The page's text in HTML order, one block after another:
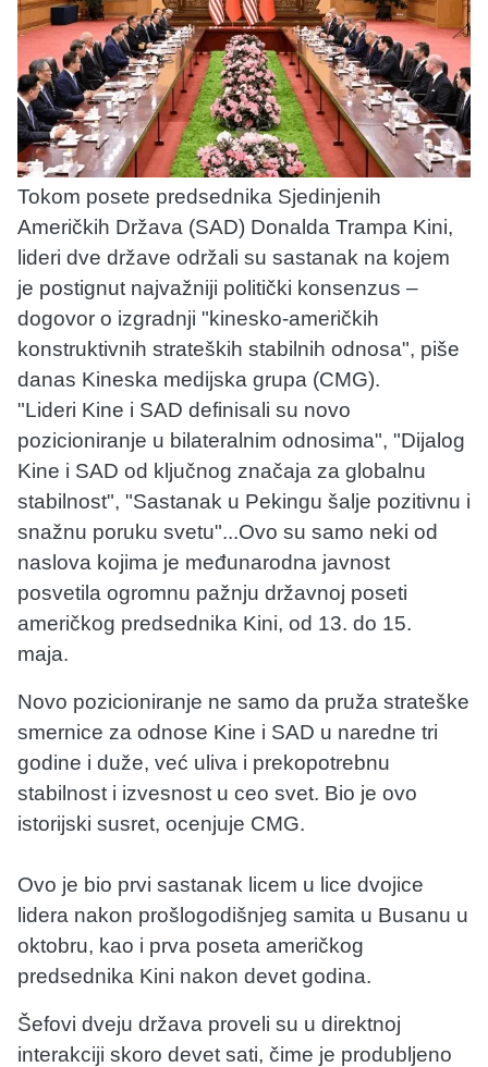
Tokom posete predsednika Sjedinjenih
Američkih Država (SAD) Donalda Trampa Kini,
lideri dve države održali su sastanak na kojem
je postignut najvažniji politički konsenzus –
dogovor o izgradnji "kinesko-američkih
konstruktivnih strateških stabilnih odnosa", piše
danas Kineska medijska grupa (CMG).
"Lideri Kine i SAD definisali su novo
pozicioniranje u bilateralnim odnosima", "Dijalog
Kine i SAD od ključnog značaja za globalnu
stabilnost", "Sastanak u Pekingu šalje pozitivnu i
snažnu poruku svetu"...Ovo su samo neki od
naslova kojima je međunarodna javnost
posvetila ogromnu pažnju državnoj poseti
američkog predsednika Kini, od 13. do 15.
maja.
Novo pozicioniranje ne samo da pruža strateške
smernice za odnose Kine i SAD u naredne tri
godine i duže, već uliva i prekopotrebnu
stabilnost i izvesnost u ceo svet. Bio je ovo
istorijski susret, ocenjuje CMG.
Ovo je bio prvi sastanak licem u lice dvojice
lidera nakon prošlogodišnjeg samita u Busanu u
oktobru, kao i prva poseta američkog
predsednika Kini nakon devet godina.
Šefovi dveju država proveli su u direktnoj
interakciji skoro devet sati, čime je produbljeno